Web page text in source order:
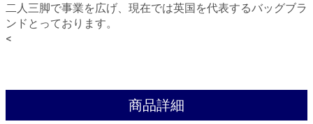
二人三脚で事業を広げ、現在では英国を代表するバッグブラ
ンドとっております。
<
商品詳細